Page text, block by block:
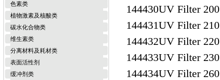
色素类
植物激素及核酸类
碳水化合物类
维生素类
分离材料及耗材类
表面活性剂
缓冲剂类
144430UV Filter
144431UV Filter
144432UV Filter
144433UV Filter
144434UV Filter